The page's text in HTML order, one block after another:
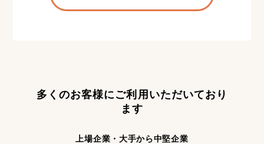
多くのお客様にご利用いただいており
ます
上場企業・大手から中堅企業